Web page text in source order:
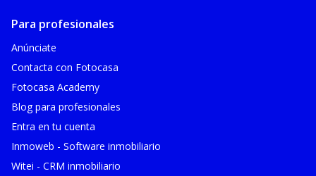
Para profesionales
Anúnciate
Contacta con Fotocasa
Fotocasa Academy
Blog para profesionales
Entra en tu cuenta
Inmoweb - Software inmobiliario
Witei - CRM inmobiliario